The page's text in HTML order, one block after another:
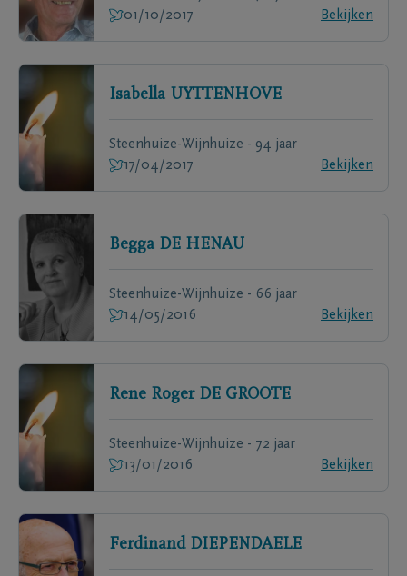
01/10/2017
Bekijken
Isabella UYTTENHOVE
Steenhuize-Wijnhuize - 94 jaar
17/04/2017
Bekijken
Begga DE HENAU
Steenhuize-Wijnhuize - 66 jaar
14/05/2016
Bekijken
Rene Roger DE GROOTE
Steenhuize-Wijnhuize - 72 jaar
13/01/2016
Bekijken
Ferdinand DIEPENDAELE